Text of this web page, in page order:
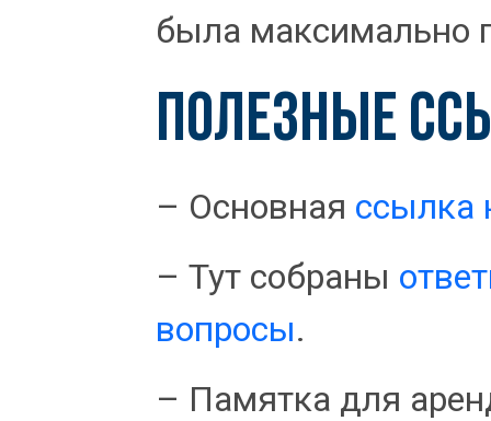
была максимально
ПОЛЕЗНЫЕ
– Основная ссылка
– Тут собраны
вопросы.
– Памятка для